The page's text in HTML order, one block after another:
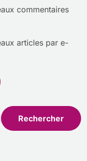
commentaires
articles par e-